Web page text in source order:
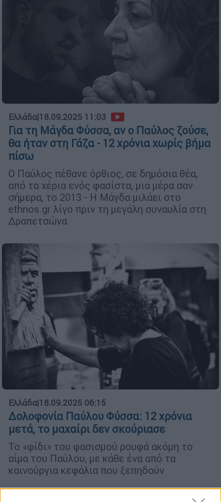
Ελλάδα|18.09.2025 11:03
Για τη Μάγδα Φύσσα, αν ο Παύλος ζούσε,
θα ήταν στη Γάζα - 12 χρόνια χωρίς βήμα
πίσω
Ο Παύλος πέθανε όρθιος, σε δημόσια θέα,
από τα χέρια ενός φασίστα, μια μέρα σαν
σήμερα, το 2013 - Η Μάγδα μιλάει στο
ethnos.gr λίγο πριν τη μεγάλη συναυλία στη
Δραπετσώνα
Ελλάδα|18.09.2025 06:15
Δολοφονία Παύλου Φύσσα: 12 χρόνια
μετά, το μαχαίρι δεν σκούριασε
Το «φίδι» του φασισμού ρουφά ακόμη το
αίμα του Παύλου, με κάθε ένα από τα
καινούργια κεφάλια που ξεπηδούν